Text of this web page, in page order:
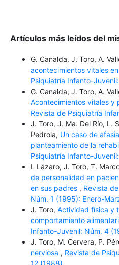
Artículos más leídos del
G. Canalda, J. Toro, A.
acontecimientos vitales
Psiquiatría Infanto-
G. Canalda, J. Toro, A.
Acontecimientos vitales y
Revista de Psiquiatría
J. Toro, J. Ma. Del Río, L.
Pedrola, Un caso de
planteamiento de la
Psiquiatría Infanto-
L Lázaro, J. Toro, T.
de personalidad en
en sus padres , Revista
Núm. 1 (1995): Enero-
J. Toro, Actividad física y
comportamiento
Infanto-Juvenil: Núm. 4
J. Toro, M. Cervera, P.
nerviosa , Revista de
12 (1988)